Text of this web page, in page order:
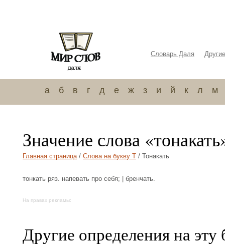
Словарь Даля
а б в г д е ж з и й к л м
Значение слова
Главная страница/ Слова на букву Т / Тонакать
тонкать ряз. напевать про себя; | бренчать.
На правах рекламы:
Другие определения на эту